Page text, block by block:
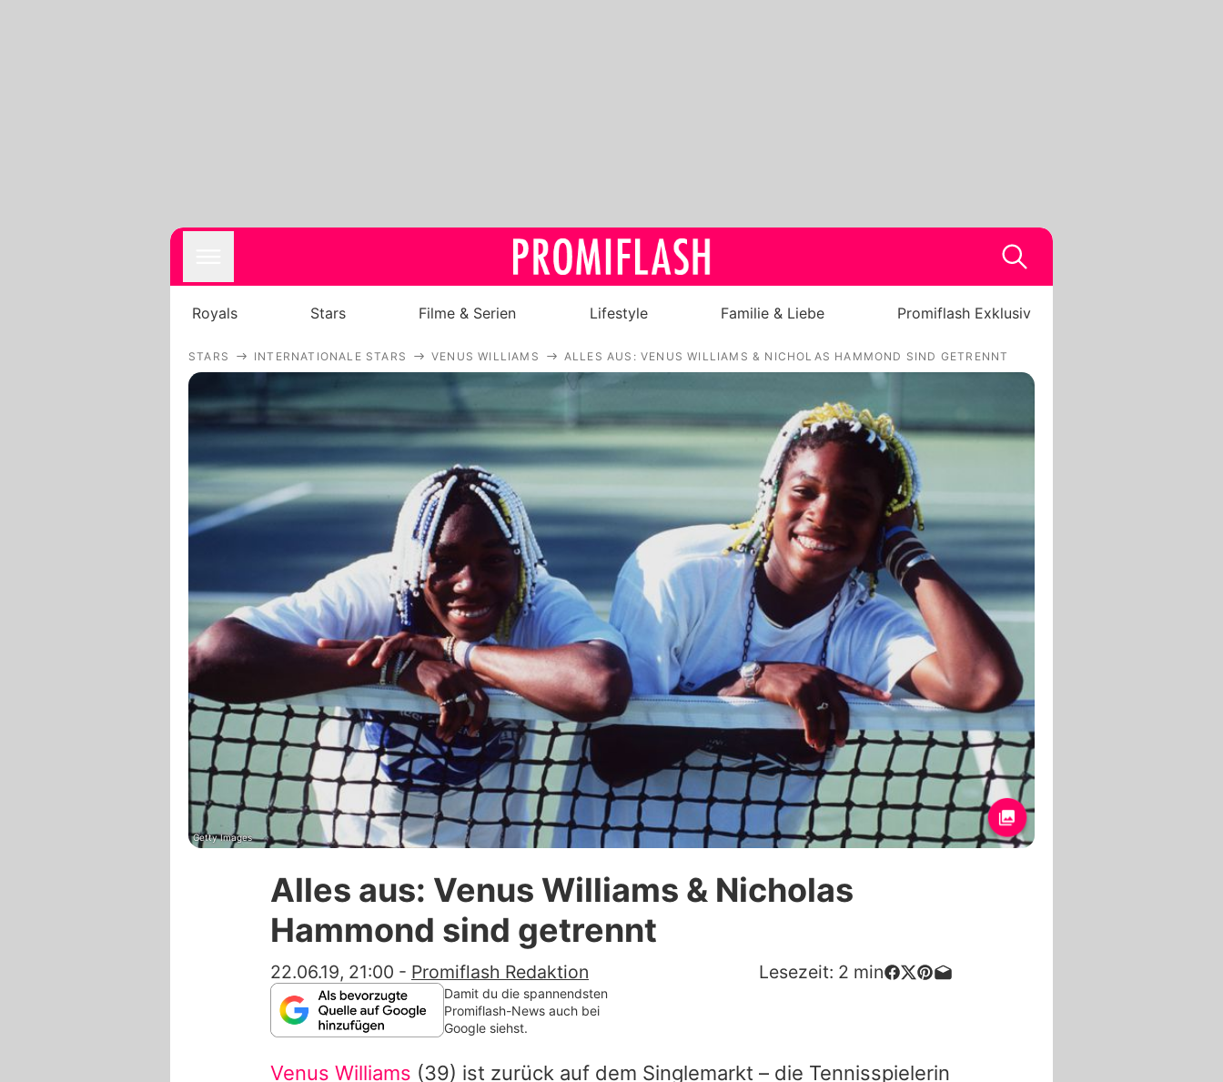
Royals
Filme & Serien
Familie & Liebe
Promiflash Exklusiv
Alle Themen auf Promiflash
Jobs
App runterladen
Team
Redaktionelle Richtlinien
Impressum
Datenschutzerklärung
Nutzungsbedingungen
Utiq verwalten
Royals Stars Filme & Serien Lifestyle Familie & Liebe Promiflash Exklusiv
STARS INTERNATIONALE STARS VENUS WILLIAMS ALLES AUS: VENUS WILLIAMS & NICHOLAS HAMMOND SIND GETRENNT
Getty Images
Alles aus: Venus Williams & Nicholas
Hammond sind getrennt
22.06.19, 21:00 - Promiflash Redaktion Lesezeit: 2 min
Damit du die spannendsten
Promiflash-News auch bei
Google siehst.
Venus Williams (39) ist zurück auf dem Singlemarkt – die Tennisspielerin